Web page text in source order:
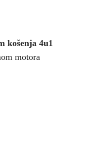
košenja 4u1
motora